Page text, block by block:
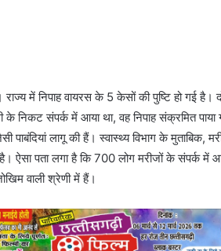
में निपाह वायरस के 5 केसों की पुष्टि हो गई है।
के निकट संपर्क में आया था, वह निपाह संक्रमित
लागू की हैं। स्वास्थ्य विभाग के मुताबिक,
ऐसा पता लगा है कि 700 लोग मरीजों के संपर्क में
वाली श्रेणी में हैं।